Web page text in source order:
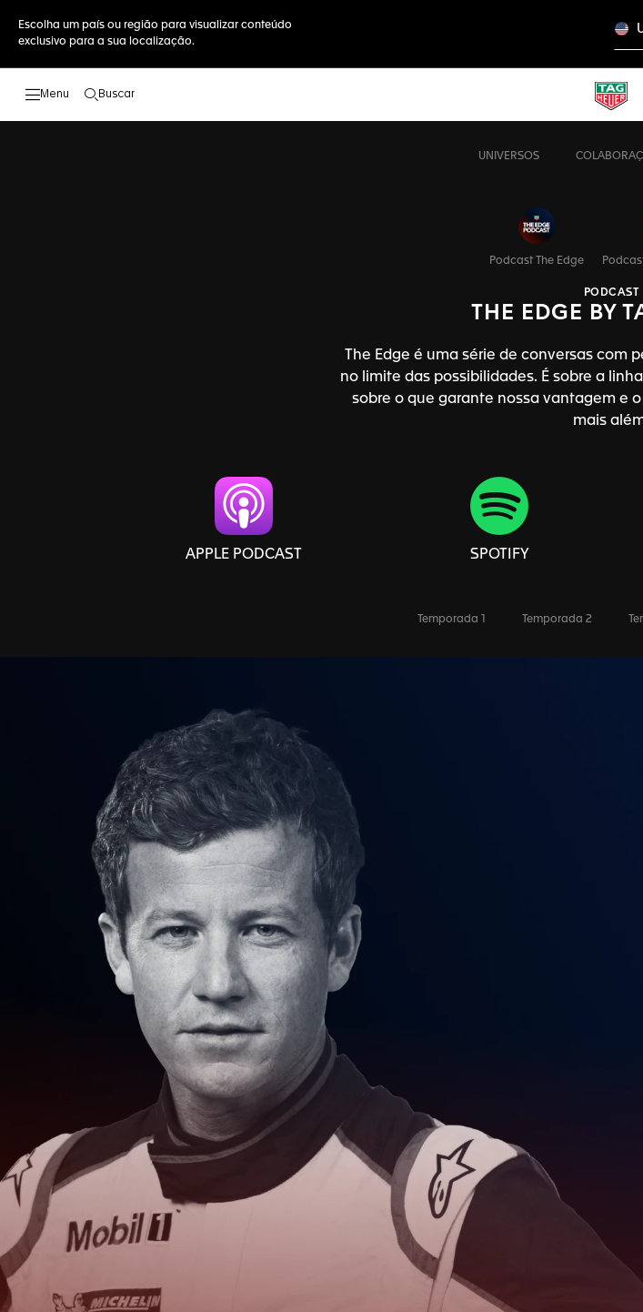
Escolha um país ou região para visualizar conteúdo
exclusivo para a sua localização.
Buscar
UNIVERSOS
Podcast The Edge
PODCAST
THE EDGE BY
The Edge é uma série de conversas com
no limite das possibilidades. É sobre a
sobre o que garante nossa vantagem e
mais
APPLE PODCAST SPOTIFY
Temporada 1 Temporada 2